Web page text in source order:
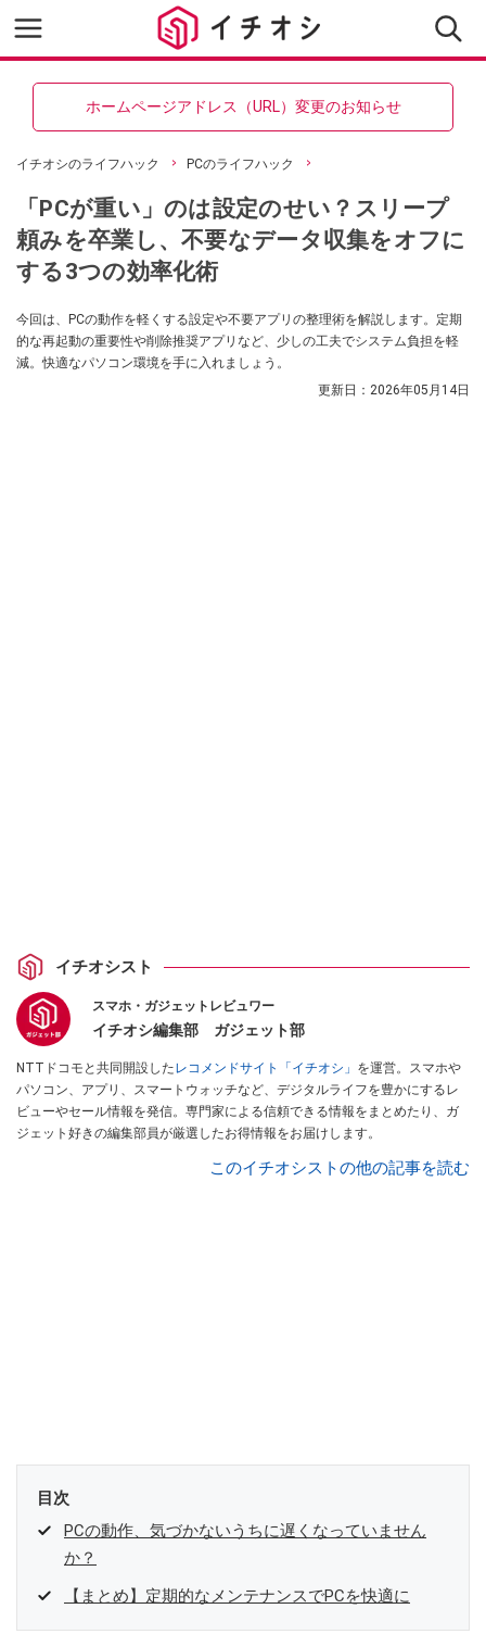
ホームページアドレス（URL）変更のお知らせ
イチオシのライフハック PCのライフハック
「PCが重い」のは設定のせい？スリープ
頼みを卒業し、不要なデータ収集をオフに
する3つの効率化術
今回は、PCの動作を軽くする設定や不要アプリの整理術を解説します。定期
的な再起動の重要性や削除推奨アプリなど、少しの工夫でシステム負担を軽
減。快適なパソコン環境を手に入れましょう。
更新日： 2026年05月14日
イチオシスト
スマホ・ガジェットレビュワー
イチオシ編集部 ガジェット部
NTTドコモと共同開設したレコメンドサイト「イチオシ」 を運営。スマホや
パソコン、アプリ、スマートウォッチなど、デジタルライフを豊かにするレ
ビューやセール情報を発信。専門家による信頼できる情報をまとめたり、ガ
ジェット好きの編集部員が厳選したお得情報をお届けします。
このイチオシストの他の記事を読む
目次
PCの動作、気づかないうちに遅くなっていません
か？
【まとめ】定期的なメンテナンスでPCを快適に